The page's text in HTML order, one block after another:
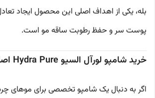
بله، یکی از اهداف اصلی این محصول ایجاد
پوست سر و حفظ رطوبت ساقه مو است.
خرید شامپو لورآل السیو Hydra Pure اصل از آداس استور
اگر به دنبال یک شامپو تخصصی برای موهای